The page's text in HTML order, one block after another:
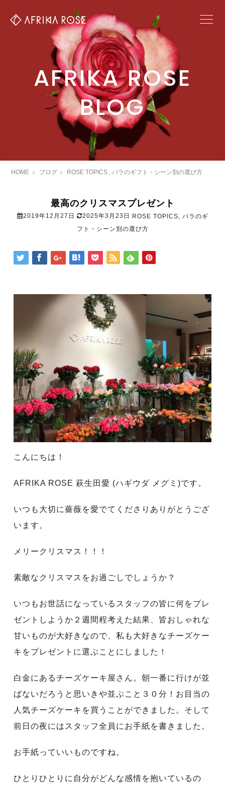
AFRIKA ROSE
BLOG
HOME ブログ ROSE TOPICS , バラのギフト・シーン別の選び方
最高のクリスマスプレゼント
2019年12月27日 2025年3月23日 ROSE TOPICS, バラのギ
フト・シーン別の選び方
こんにちは！
AFRIKA ROSE 萩生田愛 (ハギウダ メグミ)です。
いつも大切に薔薇を愛でてくださりありがとうござ
います。
メリークリスマス！！！
素敵なクリスマスをお過ごしでしょうか？
いつもお世話になっているスタッフの皆に何をプレ
ゼントしようか２週間程考えた結果、皆おしゃれな
甘いものが大好きなので、私も大好きなチーズケー
キをプレゼントに選ぶことにしました！
白金にあるチーズケーキ屋さん。朝一番に行けが並
ばないだろうと思いきや並ぶこと３０分！お目当の
人気チーズケーキを買うことができました。そして
前日の夜にはスタッフ全員にお手紙を書きました。
お手紙っていいものですね。
ひとりひとりに自分がどんな感情を抱いているの